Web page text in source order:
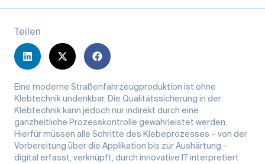
Teilen
Eine moderne Straßenfahrzeugproduktion ist ohne
Klebtechnik undenkbar. Die Qualitätssicherung in der
Klebtechnik kann jedoch nur indirekt durch eine
ganzheitliche Prozesskontrolle gewährleistet werden.
Hierfür müssen alle Schritte des Klebeprozesses – von der
Vorbereitung über die Applikation bis zur Aushärtung –
digital erfasst, verknüpft, durch innovative IT interpretiert